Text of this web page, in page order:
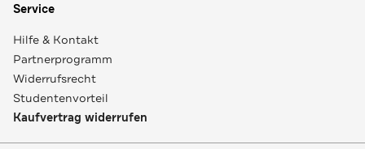
Service
Hilfe & Kontakt
Partnerprogramm
Widerrufsrecht
Studentenvorteil
Kaufvertrag widerrufen